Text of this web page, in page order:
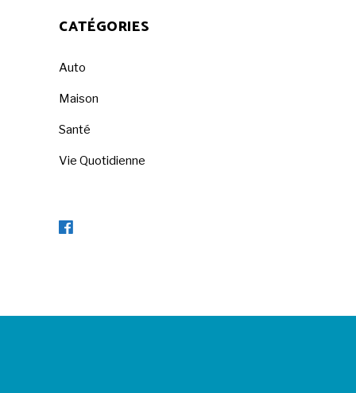
CATÉGORIES
Auto
Maison
Santé
Vie Quotidienne